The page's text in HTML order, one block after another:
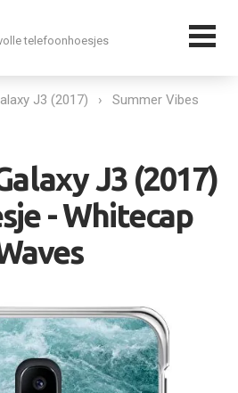
telefoonhoesjes
J3 (2017)
Summer Vibes
J3 (2017)
- Whitecap